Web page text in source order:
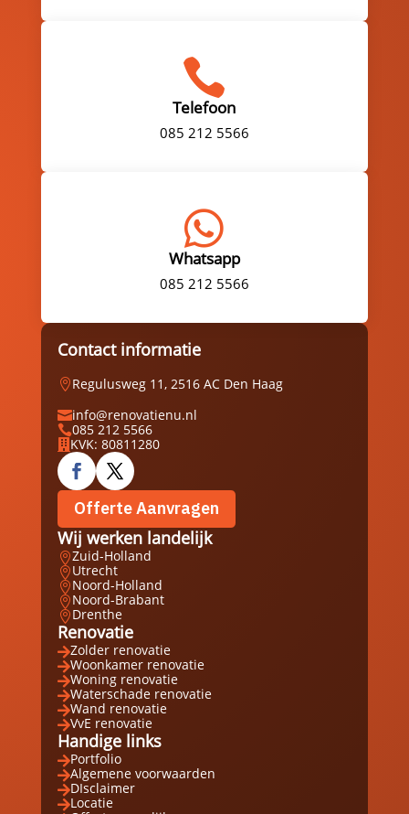

Telefoon
085 212 5566

Whatsapp
085 212 5566
Contact informatie
Regulusweg 11, 2516 AC Den Haag
info@renovatienu.nl
085 212 5566
 KVK: 80811280
Offerte Aanvragen
Wij werken landelijk
Zuid-Holland
Utrecht
Noord-Holland
Noord-Brabant
Drenthe
Renovatie
Zolder renovatie
Woonkamer renovatie
Woning renovatie
Waterschade renovatie
Wand renovatie
VvE renovatie
Handige links
Portfolio
Algemene voorwaarden
DIsclaimer
Locatie